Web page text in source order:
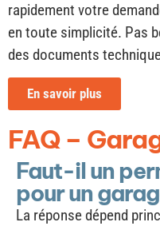
des documents
En savoir plus
FAQ –
Faut-il un
pour un
La réponse dépend
dela localisation de
réglementation